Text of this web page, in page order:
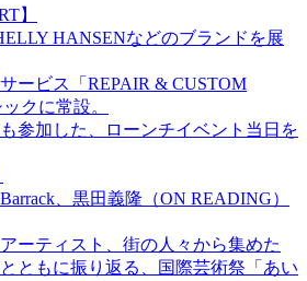
】
HANSENなどのブランドを展
ービス「REPAIR & CUSTOM
クに常設。
参加した、ローンチイベント当日を
、黒田義隆（ON READING）
ーティスト、街の人々から集めた
ともに振り返る、国際芸術祭「あい